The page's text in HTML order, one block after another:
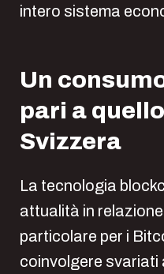
intero sistema
Un
pari a
Svizzera
La tecnologia
attualità in
particolare per i
coinvolgere svariati